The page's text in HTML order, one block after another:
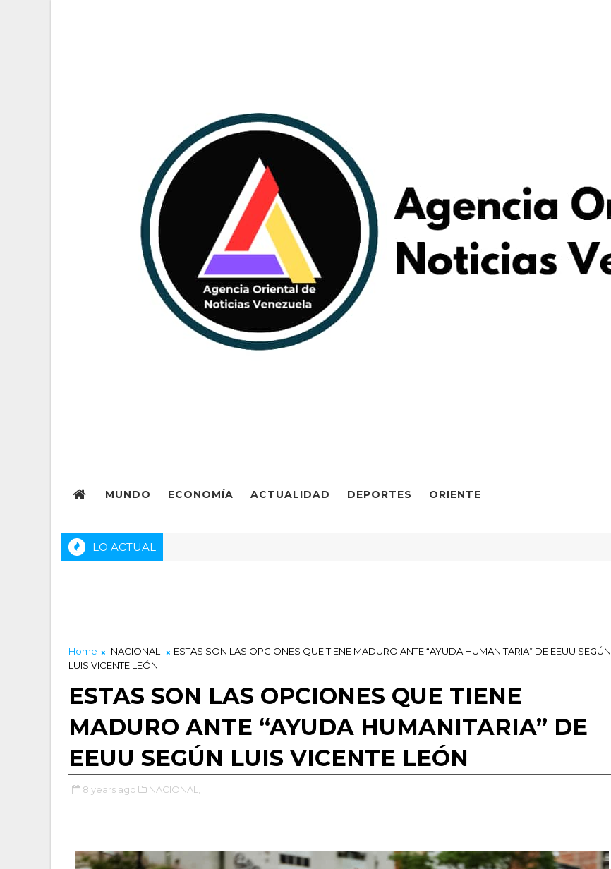
MUNDO ECONOMÍA ACTUALIDAD DEPORTES ORIENTE
LO ACTUAL
Home NACIONAL
ESTAS SON LAS OPCIONES QUE TIENE MADURO ANTE “AYUDA HUMANITARIA” DE EEUU SEGÚN
LUIS VICENTE LEÓN
ESTAS SON LAS OPCIONES QUE TIENE
MADURO ANTE “AYUDA HUMANITARIA” DE
EEUU SEGÚN LUIS VICENTE LEÓN
8 years ago NACIONAL,